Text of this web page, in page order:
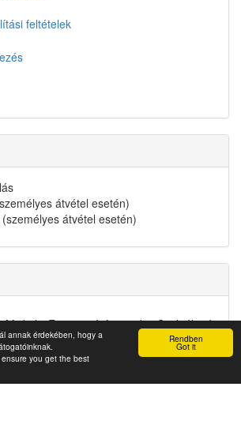
Rendben
Got it
annak érdekében, hogy a
you get the best
feltételek
átvétel esetén)
átvétel esetén)
Egyetem Informatikai Szolgáltató